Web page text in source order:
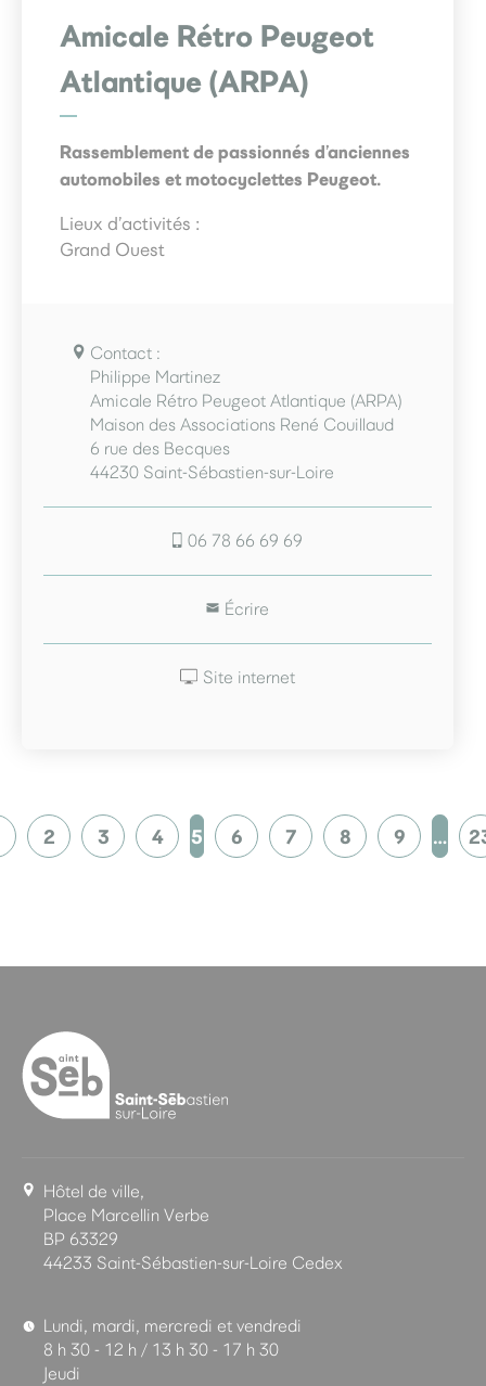
Amicale Rétro Peugeot
Atlantique (ARPA)
Rassemblement de passionnés d’anciennes
automobiles et motocyclettes Peugeot.
Lieux d’activités :
Grand Ouest
Contact :
Philippe Martinez
Amicale Rétro Peugeot Atlantique (ARPA)
Maison des Associations René Couillaud
6 rue des Becques
44230 Saint-Sébastien-sur-Loire
06 78 66 69 69
Écrire
Site internet
2 3 4 5 6 7 8 9 …
Hôtel de ville,
Place Marcellin Verbe
BP 63329
44233 Saint-Sébastien-sur-Loire Cedex
Lundi, mardi, mercredi et vendredi
8 h 30 - 12 h / 13 h 30 - 17 h 30
Jeudi